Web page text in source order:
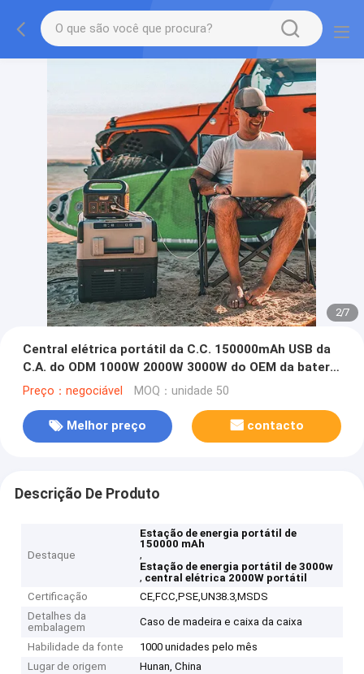
2/7
Central elétrica portátil da C.C. 150000mAh USB da
C.A. do ODM 1000W 2000W 3000W do OEM da bateria
de lítio LiFePO4 para o salto do carro do portátil do
Preço：negociável MOQ：unidade 50
Melhor preço contacto
Descrição De Produto
Destaque
Estação de energia portátil de
150000 mAh
,
Estação de energia portátil de 3000w
, central elétrica 2000W portátil
Certificação
CE,FCC,PSE,UN38.3,MSDS
Detalhes da
embalagem
Caso de madeira e caixa da caixa
Habilidade da fonte
1000 unidades pelo mês
Lugar de origem
Hunan, China